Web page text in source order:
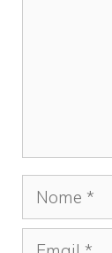
Nome
Email